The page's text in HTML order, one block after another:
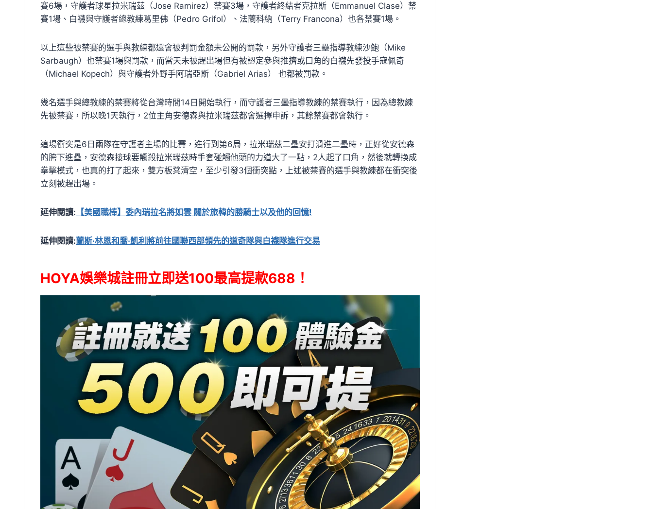
賽6場，守護者球星拉米瑞茲（Jose Ramirez）禁賽3場，守護者終結者克拉斯（Emmanuel Clase）禁
賽1場、白襪與守護者總教練葛里佛（Pedro Grifol）、法蘭科納（Terry Francona）也各禁賽1場。
以上這些被禁賽的選手與教練都還會被判罰金額未公開的罰款，另外守護者三壘指導教練沙鮑（Mike
Sarbaugh）也禁賽1場與罰款，而當天未被趕出場但有被認定參與推擠或口角的白襪先發投手寇佩奇
（Michael Kopech）與守護者外野手阿瑞亞斯（Gabriel Arias） 也都被罰款。
幾名選手與總教練的禁賽將從台灣時間14日開始執行，而守護者三壘指導教練的禁賽執行，因為總教練
先被禁賽，所以晚1天執行，2位主角安德森與拉米瑞茲都會選擇申訴，其餘禁賽都會執行。
這場衝突是6日兩隊在守護者主場的比賽，進行到第6局，拉米瑞茲二壘安打滑進二壘時，正好從安德森
的胯下進壘，安德森接球要觸殺拉米瑞茲時手套碰觸他頭的力道大了一點，2人起了口角，然後就轉換成
拳擊模式，也真的打了起來，雙方板凳清空，至少引發3個衝突點，上述被禁賽的選手與教練都在衝突後
立刻被趕出場。
延伸閱讀: 【美國職棒】委內瑞拉名將如雲 關於旅韓的勝騎士以及他的回憶!
延伸閱讀:蘭斯·林恩和喬·凱利將前往國聯西部領先的道奇隊與白襪隊進行交易
HOYA娛樂城註冊立即送100最高提款688！